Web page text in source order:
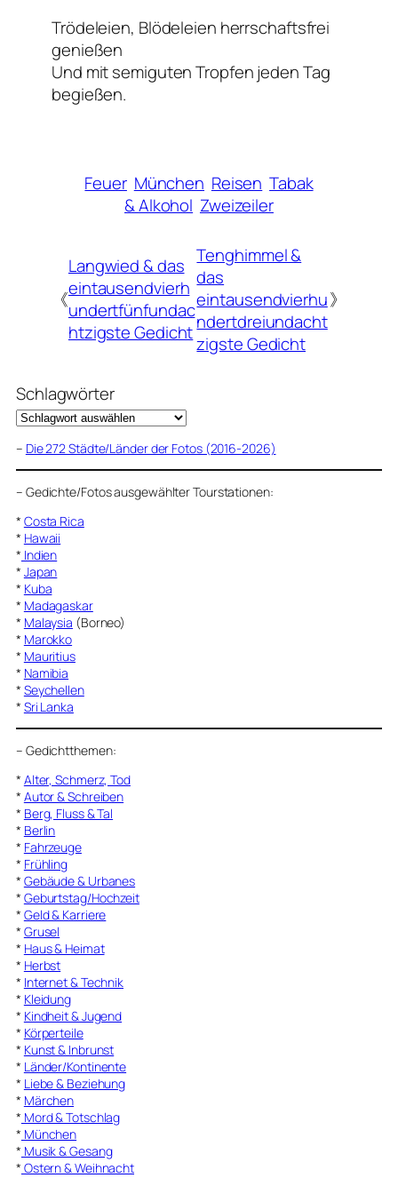
Trödeleien, Blödeleien herrschaftsfrei
genießen
Und mit semiguten Tropfen jeden Tag
begießen.
Feuer München Reisen Tabak
& Alkohol Zweizeiler
《
Langwied & das
eintausendvierh
undertfünfundac
htzigste Gedicht
Tenghimmel &
das
eintausendvierhu
ndertdreiundacht
zigste Gedicht
》
Schlagwörter
– Die 272 Städte/Länder der Fotos (2016-2026)
– Gedichte/Fotos ausgewählter Tourstationen:
* Costa Rica
* Hawaii
* Indien
* Japan
* Kuba
* Madagaskar
* Malaysia (Borneo)
* Marokko
* Mauritius
* Namibia
* Seychellen
* Sri Lanka
– Gedichtthemen:
* Alter, Schmerz, Tod
* Autor & Schreiben
* Berg, Fluss & Tal
* Berlin
* Fahrzeuge
* Frühling
* Gebäude & Urbanes
* Geburtstag/Hochzeit
* Geld & Karriere
* Grusel
* Haus & Heimat
* Herbst
* Internet & Technik
* Kleidung
* Kindheit & Jugend
* Körperteile
* Kunst & Inbrunst
* Länder/Kontinente
* Liebe & Beziehung
* Märchen
* Mord & Totschlag
* München
* Musik & Gesang
* Ostern & Weihnacht